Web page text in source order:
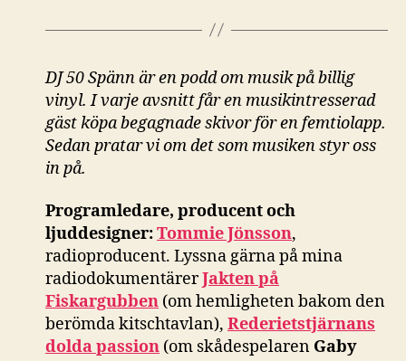
DJ 50 Spänn är en podd om musik på billig
vinyl. I varje avsnitt får en musikintresserad
gäst köpa begagnade skivor för en femtiolapp.
Sedan pratar vi om det som musiken styr oss
in på.
Programledare, producent och
ljuddesigner:Tommie Jönsson,
radioproducent. Lyssna gärna på mina
radiodokumentärerJakten på
Fiskargubben (om hemligheten bakom den
berömda kitschtavlan), Rederietstjärnans
dolda passion (om skådespelaren Gaby